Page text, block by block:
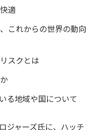
適
これからの世界の動向
スクとは
る地域や国について
ジャーズ氏に、ハッチ